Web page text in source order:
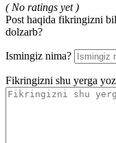
( No ratings yet )
Post haqida fikringizni
dolzarb?
Ismingiz nima?
Fikringizni shu yerga